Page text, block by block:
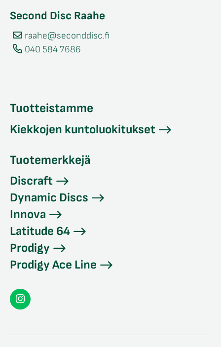
Second Disc Raahe
raahe@seconddisc.fi
040 584 7686
Tuotteistamme
Kiekkojen kuntoluokitukset
Tuotemerkkejä
Discraft
Dynamic Discs
Innova
Latitude 64
Prodigy
Prodigy Ace Line
Seconddisc